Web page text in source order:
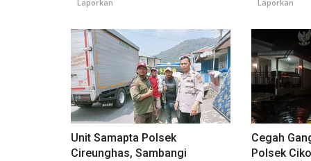
Laporkan
Laporkan
Unit Samapta Polsek
Cireunghas, Sambangi
Cegah
Polsek
Politik